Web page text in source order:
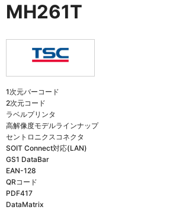
MH261T
1次元バーコード
2次元コード
ラベルプリンタ
高解像度モデルラインナップ
セントロニクスコネクタ
SOIT Connect対応(LAN)
GS1 DataBar
EAN-128
QRコード
PDF417
DataMatrix